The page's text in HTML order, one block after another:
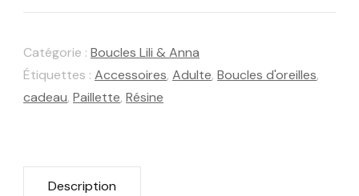
Lili
Opaline
Catégorie : Boucles Lili & Anna
Étiquettes : Accessoires, Adulte, Boucles d'oreilles,
cadeau, Paillette, Résine
Description